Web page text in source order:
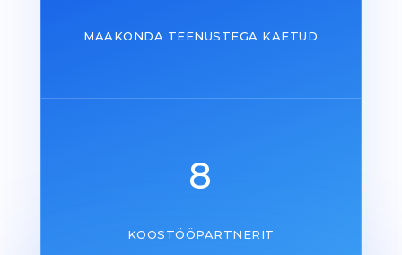
MAAKONDA TEENUSTEGA KAETUD
8
KOOSTÖÖPARTNERIT